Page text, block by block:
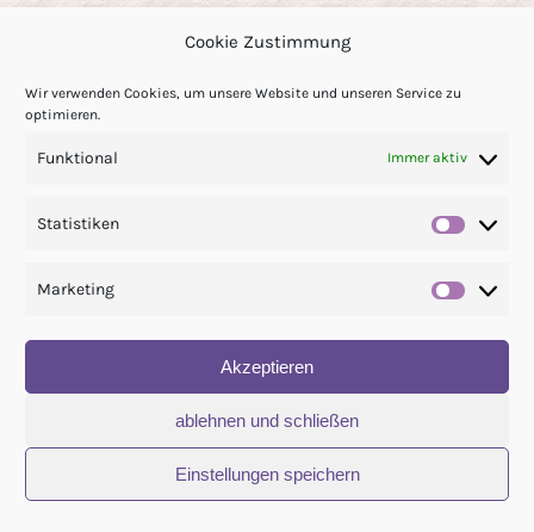
Cookie Zustimmung
Wir verwenden Cookies, um unsere Website und unseren Service zu
optimieren.
Funktional Immer aktiv
Statistiken
Marketing
Akzeptieren
ablehnen und schließen
Einstellungen speichern
Vorderseite: Junge im Wald mit Herz
+ Titel
IN DEN WARENKORB
Postkarte „kleiner
Wolf“
2,00€ incl. MwSt.